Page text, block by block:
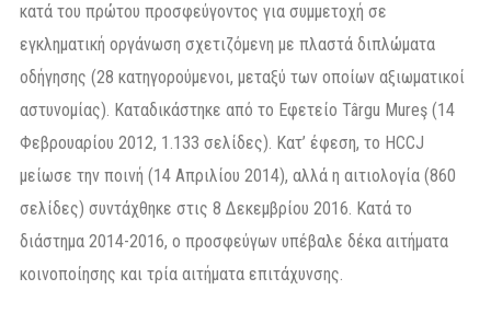
κατά του πρώτου προσφεύγοντος για συμμετοχή σε
εγκληματική οργάνωση σχετιζόμενη με πλαστά διπλώματα
οδήγησης (28 κατηγορούμενοι, μεταξύ των οποίων αξιωματικοί
αστυνομίας). Καταδικάστηκε από το Εφετείο Târgu Mureş (14
Φεβρουαρίου 2012, 1.133 σελίδες). Κατ’ έφεση, το HCCJ
μείωσε την ποινή (14 Απριλίου 2014), αλλά η αιτιολογία (860
σελίδες) συντάχθηκε στις 8 Δεκεμβρίου 2016. Κατά το
διάστημα 2014-2016, ο προσφεύγων υπέβαλε δέκα αιτήματα
κοινοποίησης και τρία αιτήματα επιτάχυνσης.